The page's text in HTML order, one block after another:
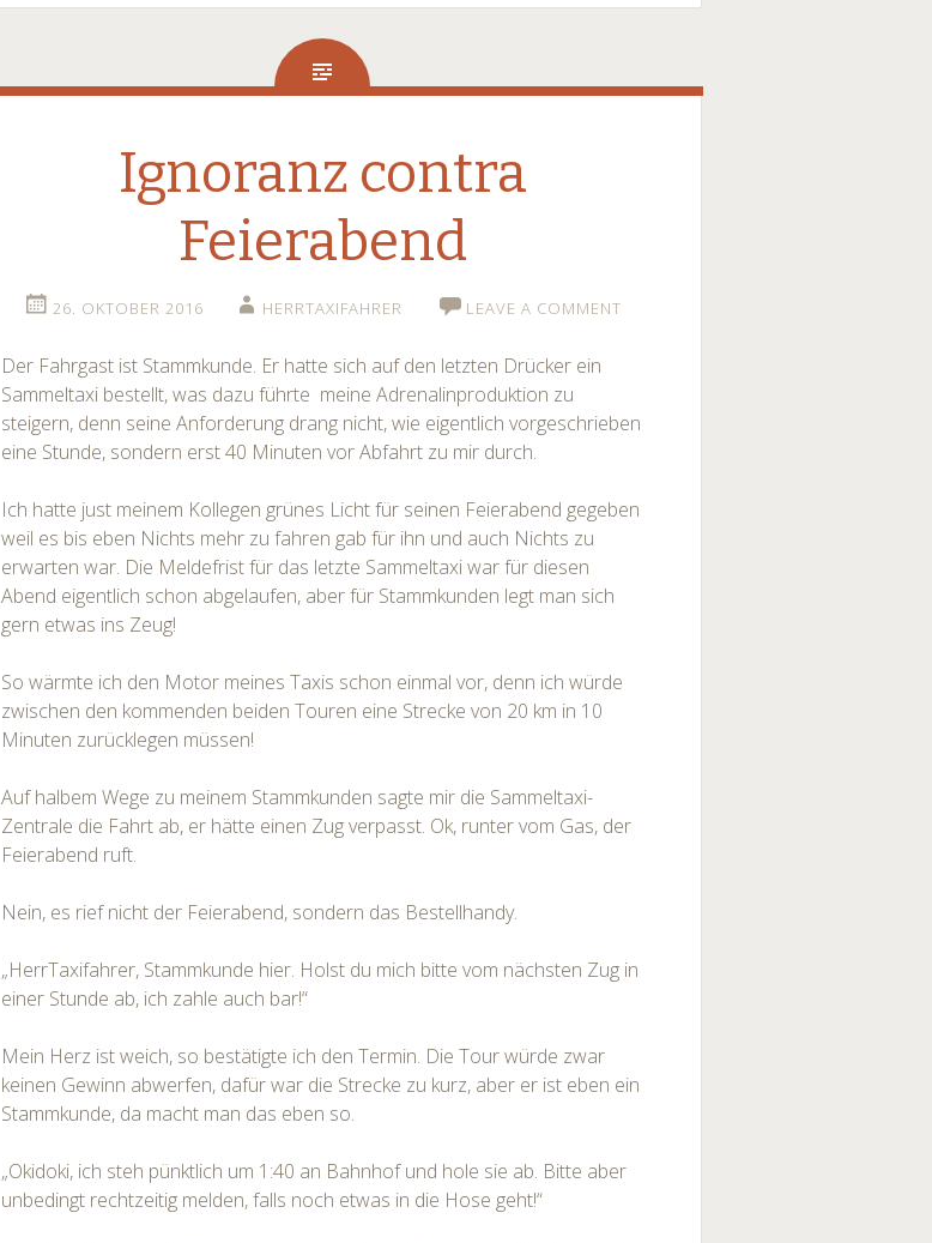
Ignoranz contra
Feierabend
26. OKTOBER 2016 HERRTAXIFAHRER LEAVE A COMMENT
Der Fahrgast ist Stammkunde. Er hatte sich auf den letzten Drücker ein
Sammeltaxi bestellt, was dazu führte meine Adrenalinproduktion zu
steigern, denn seine Anforderung drang nicht, wie eigentlich vorgeschrieben
eine Stunde, sondern erst 40 Minuten vor Abfahrt zu mir durch.
Ich hatte just meinem Kollegen grünes Licht für seinen Feierabend gegeben
weil es bis eben Nichts mehr zu fahren gab für ihn und auch Nichts zu
erwarten war. Die Meldefrist für das letzte Sammeltaxi war für diesen
Abend eigentlich schon abgelaufen, aber für Stammkunden legt man sich
gern etwas ins Zeug!
So wärmte ich den Motor meines Taxis schon einmal vor, denn ich würde
zwischen den kommenden beiden Touren eine Strecke von 20 km in 10
Minuten zurücklegen müssen!
Auf halbem Wege zu meinem Stammkunden sagte mir die Sammeltaxi-
Zentrale die Fahrt ab, er hätte einen Zug verpasst. Ok, runter vom Gas, der
Feierabend ruft.
Nein, es rief nicht der Feierabend, sondern das Bestellhandy.
„HerrTaxifahrer, Stammkunde hier. Holst du mich bitte vom nächsten Zug in
einer Stunde ab, ich zahle auch bar!“
Mein Herz ist weich, so bestätigte ich den Termin. Die Tour würde zwar
keinen Gewinn abwerfen, dafür war die Strecke zu kurz, aber er ist eben ein
Stammkunde, da macht man das eben so.
„Okidoki, ich steh pünktlich um 1:40 an Bahnhof und hole sie ab. Bitte aber
unbedingt rechtzeitig melden, falls noch etwas in die Hose geht!“